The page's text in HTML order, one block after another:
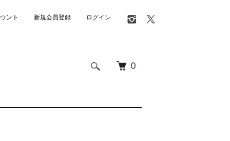
0
ント 新規会員登録 ログイン